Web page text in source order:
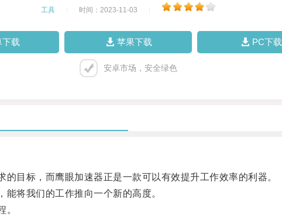
工具 时间：2023-11-03
下载 苹果下载 PC下载
安卓市场，安全绿色
标，而鹰眼加速器正是一款可以有效提升工作效率的利器。
将我们的工作推向一个新的高度。